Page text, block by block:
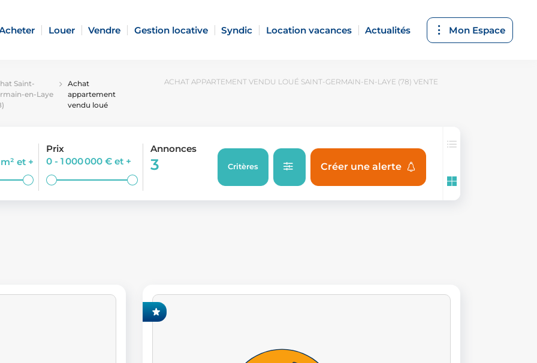
Louer Vendre Gestion locative Syndic Location vacances Actualités Mon Espace
Saint-
en-Laye
Achat
appartement
vendu loué
ACHAT APPARTEMENT VENDU LOUÉ SAINT-GERMAIN-EN-LAYE (78) VENTE
m²et +
Prix
0 - 1 000 000 €et +
Annonces
3 Critères Créer une alerte